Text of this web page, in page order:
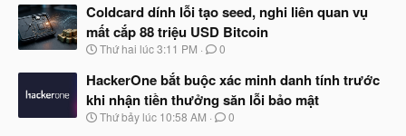
:
Coldcard dính lỗi tạo seed, nghi liên quan vụ
mất cắp 88 triệu USD Bitcoin
N
à
b
ắ
Thứ hai lúc 3:11 PM 0
HackerOne bắt buộc xác minh danh tính trước
khi nhận tiền thưởng săn lỗi bảo mật
N
Thứ bảy lúc 10:58 AM 0